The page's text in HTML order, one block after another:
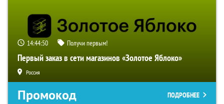
14:44:49 Получи первым!
Первый заказ в сети магазинов «Золотое Яблоко»
Россия
Промокод ПОДРОБНЕЕ